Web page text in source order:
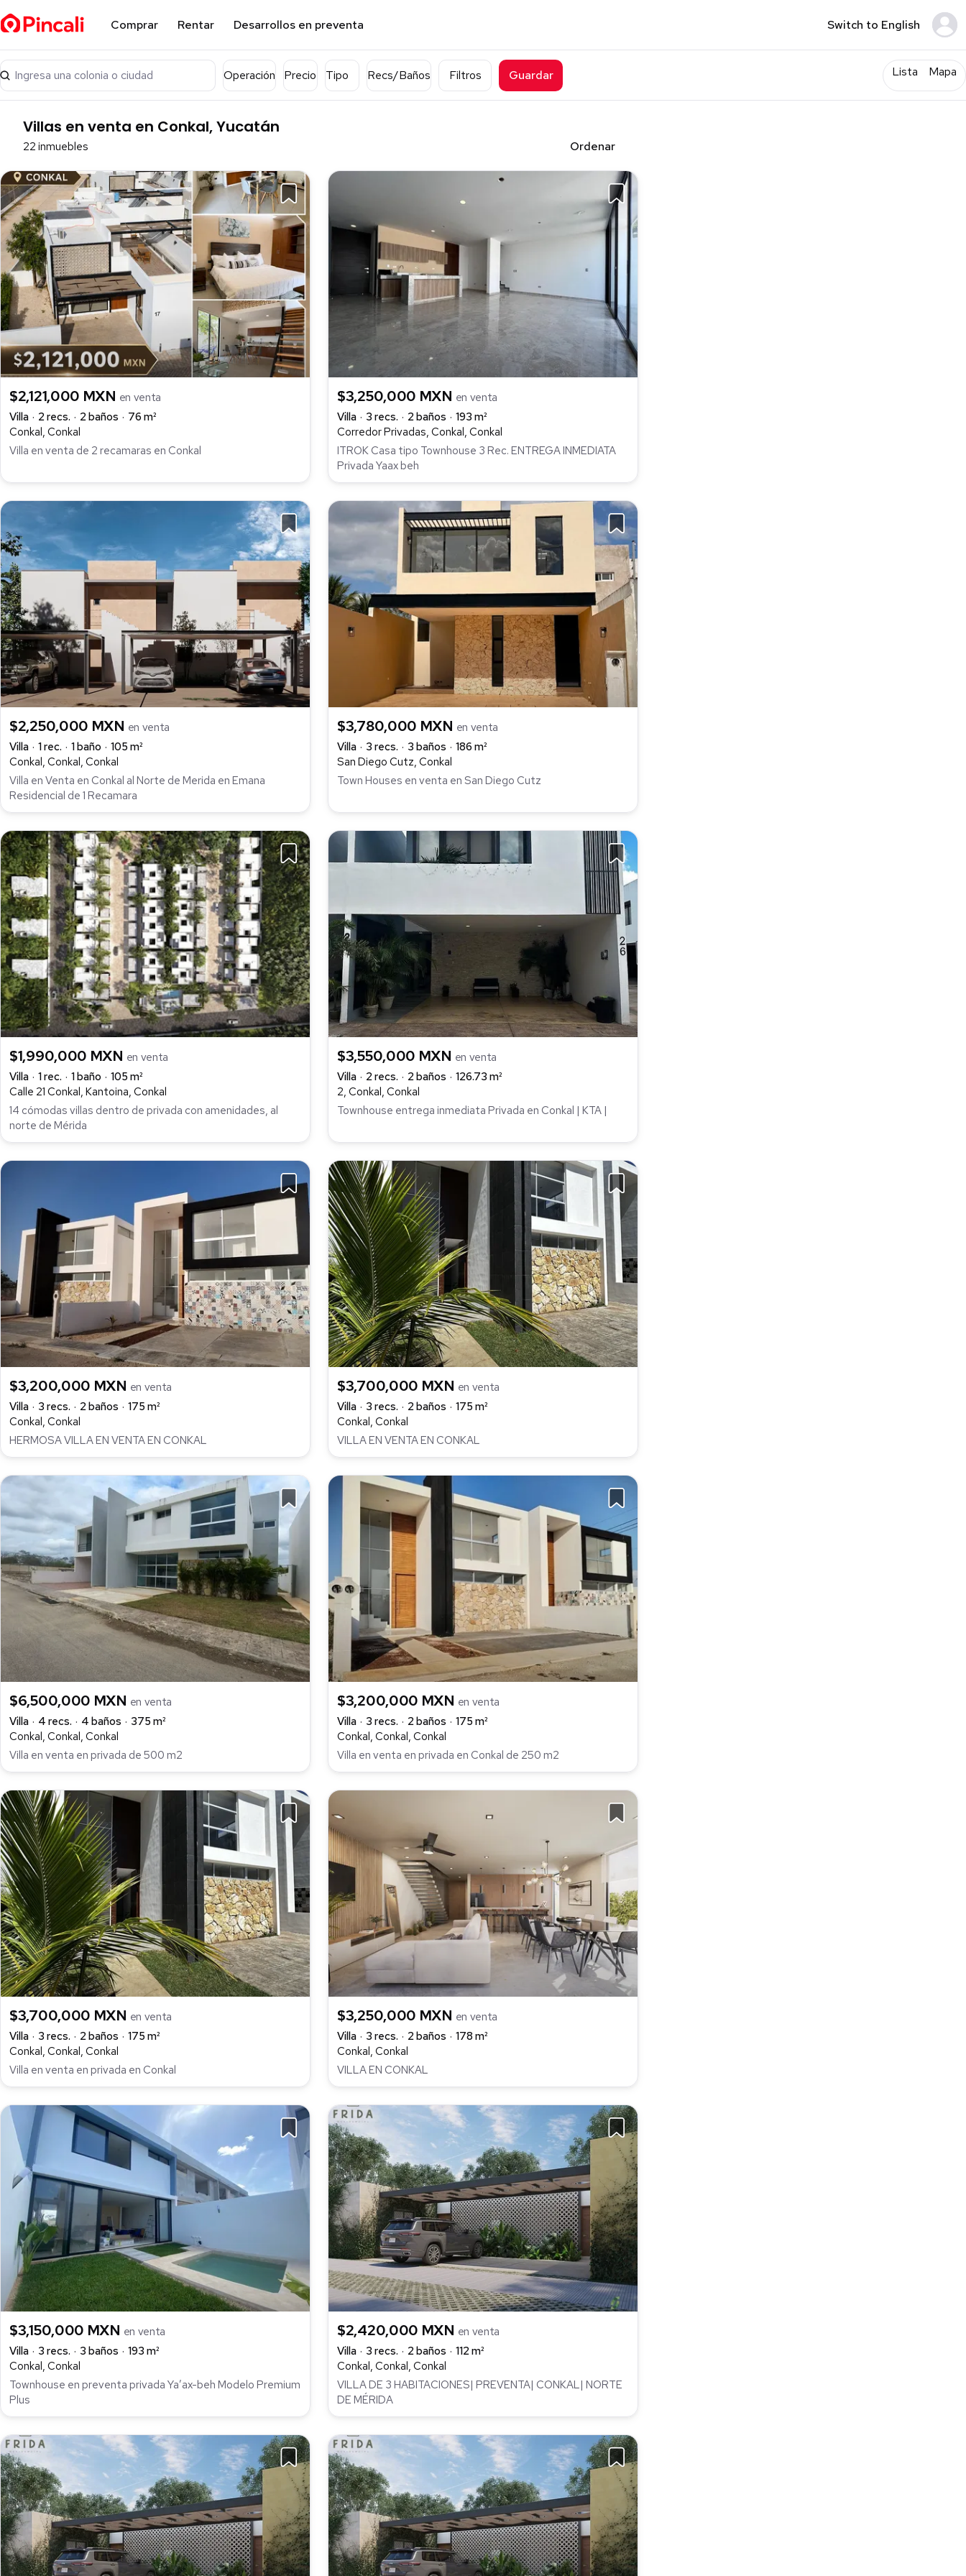
Comprar Rentar Desarrollos en preventa Switch to English
Ingresa una colonia o ciudad Operación Precio Tipo Recs/Baños Filtros Guardar Lista Mapa
Villas en venta en Conkal, Yucatán
22 inmuebles Ordenar
$2,121,000 MXN en venta
Villa
2 recs. 2 baños
76 m²
Conkal, Conkal
Villa en venta de 2 recamaras en Conkal
$3,250,000 MXN en venta
Villa
3 recs. 2 baños
193 m²
Corredor Privadas, Conkal, Conkal
ITROK Casa tipo Townhouse 3 Rec. ENTREGA INMEDIATA
Privada Yaax beh
$2,250,000 MXN en venta
Villa
1 rec. 1 baño
105 m²
Conkal, Conkal, Conkal
Villa en Venta en Conkal al Norte de Merida en Emana
Residencial de 1 Recamara
$3,780,000 MXN en venta
Villa
3 recs. 3 baños
186 m²
San Diego Cutz, Conkal
Town Houses en venta en San Diego Cutz
$1,990,000 MXN en venta
Villa
1 rec. 1 baño
105 m²
Calle 21 Conkal, Kantoina, Conkal
14 cómodas villas dentro de privada con amenidades, al
norte de Mérida
$3,550,000 MXN en venta
Villa
2 recs. 2 baños
126.73 m²
2, Conkal, Conkal
Townhouse entrega inmediata Privada en Conkal | KTA |
$3,200,000 MXN en venta
Villa
3 recs. 2 baños
175 m²
Conkal, Conkal
HERMOSA VILLA EN VENTA EN CONKAL
$3,700,000 MXN en venta
Villa
3 recs. 2 baños
175 m²
Conkal, Conkal
VILLA EN VENTA EN CONKAL
$6,500,000 MXN en venta
Villa
4 recs. 4 baños
375 m²
Conkal, Conkal, Conkal
Villa en venta en privada de 500 m2
$3,200,000 MXN en venta
Villa
3 recs. 2 baños
175 m²
Conkal, Conkal, Conkal
Villa en venta en privada en Conkal de 250 m2
$3,700,000 MXN en venta
Villa
3 recs. 2 baños
175 m²
Conkal, Conkal, Conkal
Villa en venta en privada en Conkal
$3,250,000 MXN en venta
Villa
3 recs. 2 baños
178 m²
Conkal, Conkal
VILLA EN CONKAL
$3,150,000 MXN en venta
Villa
3 recs. 3 baños
193 m²
Conkal, Conkal
Townhouse en preventa privada Ya’ax-beh Modelo Premium
Plus
$2,420,000 MXN en venta
Villa
3 recs. 2 baños
112 m²
Conkal, Conkal, Conkal
VILLA DE 3 HABITACIONES| PREVENTA| CONKAL| NORTE
DE MÉRIDA